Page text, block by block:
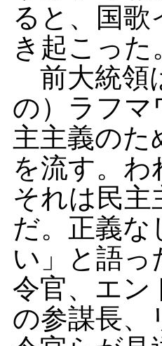
ると、国
き起こった
前大統領
の）ラフマ
主主義のた
を流す。
それは民主
だ。正義な
い」と語っ
令官、エン
の参謀長、